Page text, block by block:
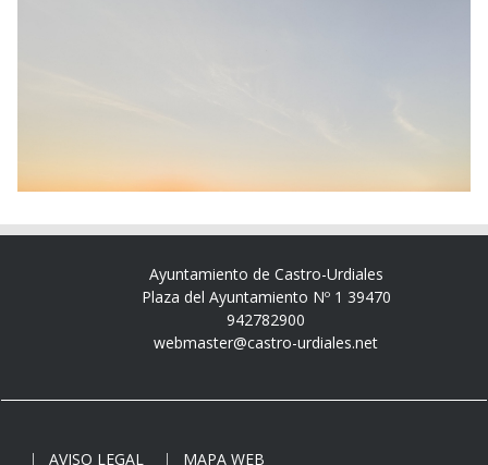
Ayuntamiento de Castro-Urdiales
Plaza del Ayuntamiento Nº 1 39470
942782900
webmaster@castro-urdiales.net
AVISO LEGAL MAPA WEB